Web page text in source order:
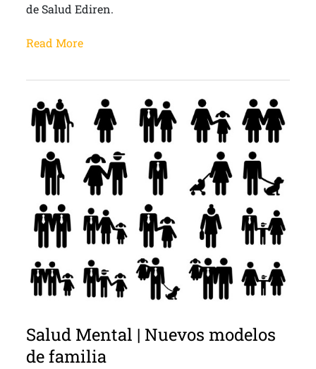
de Salud Ediren.
Read More
Salud Mental | Nuevos modelos
de familia